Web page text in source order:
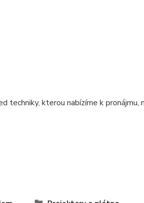
techniky, kterou nabízíme k pronájmu,